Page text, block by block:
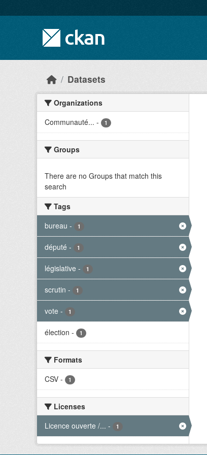
Datasets
Organizations
Communauté... - 1
Groups
There are no Groups that match this
search
Tags
bureau - 1
député - 1
législative - 1
scrutin - 1
vote - 1
élection - 1
Formats
CSV - 1
Licenses
Licence ouverte /... - 1